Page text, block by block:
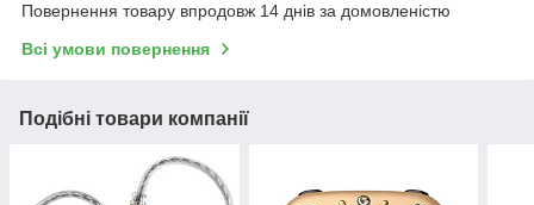
Повернення товару впродовж 14 днів за домовленістю
Всі умови повернення
Подібні товари компанії